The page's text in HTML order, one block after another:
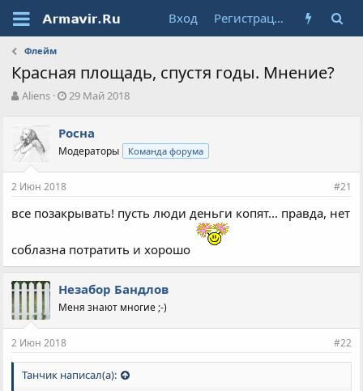
Вход Регистрация
Флейм
Красная площадь, спустя годы. Мнение?
А
о
р
е
ы
Aliens
Д
а
н
л
а
29 Май 2018
Росна
Модераторы Команда форума
2 Июн 2018 #21
все позакрывать! пусть люди деньги копят... правда, нет
соблазна потратить и хорошо
Незабор Бандлов
Меня знают многие ;-)
2 Июн 2018 #22
Танчик написал(а):